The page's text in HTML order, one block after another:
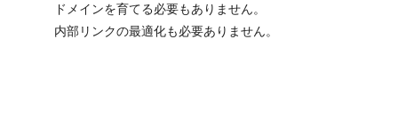
ドメインを育てる必要もありません。
内部リンクの最適化も必要ありません。